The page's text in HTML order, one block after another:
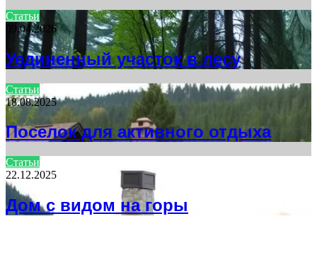
Статьи
09.04.2026
Уединенный участок в лесу
Статьи
18.08.2025
Поселок для активного отдыха
Статьи
22.12.2025
Дом с видом на горы